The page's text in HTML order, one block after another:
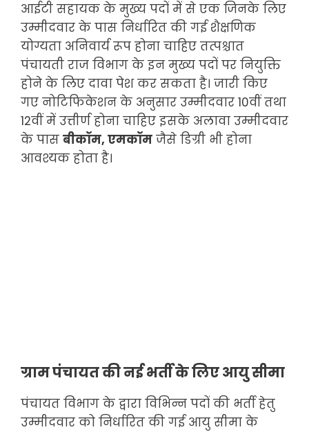
आईटी सहायक के मुख्य पदों में से एक जिनके लिए
उम्मीदवार के पास निर्धारित की गई शैक्षणिक
योग्यता अनिवार्य रूप होना चाहिए तत्पश्चात
पंचायती राज विभाग के इन मुख्य पदों पर नियुक्ति
होने के लिए दावा पेश कर सकता है। जारी किए
गए नोटिफिकेशन के अनुसार उम्मीदवार 10वीं तथा
12वीं में उत्तीर्ण होना चाहिए इसके अलावा उम्मीदवार
के पास बीकॉम, एमकॉम जैसे डिग्री भी होना
आवश्यक होता है।
ग्राम पंचायत की नई भर्ती के लिए आयु सीमा
पंचायत विभाग के द्वारा विभिन्न पदों की भर्ती हेतु
उम्मीदवार को निर्धारित की गई आयु सीमा के